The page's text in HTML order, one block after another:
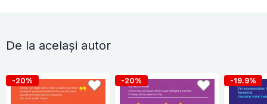
De la același autor
-20% -20% -19.9%